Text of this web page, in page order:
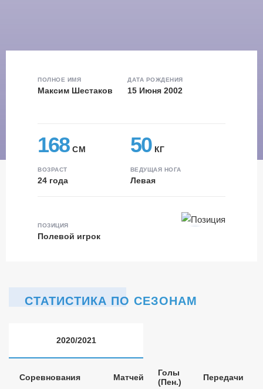
ПОЛНОЕ ИМЯ
Максим Шестаков
ДАТА РОЖДЕНИЯ
15 Июня 2002
168СМ 50КГ
ВОЗРАСТ
24 года
ВЕДУЩАЯ НОГА
Левая
ПОЗИЦИЯ
Полевой игрок
СТАТИСТИКА ПО СЕЗОНАМ
2020/2021
Соревнования Матчей
Голы
(Пен.)
Передачи